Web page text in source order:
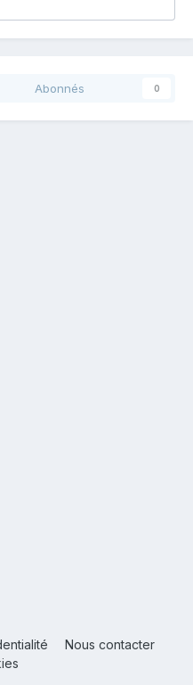
Abonnés 0
Nous contacter